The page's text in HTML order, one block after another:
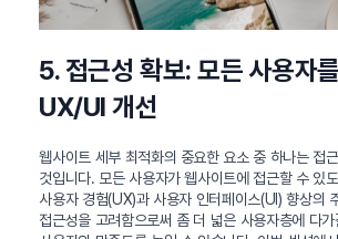
5. 접근성 확보: 모든 사용자
UX/UI 개선
웹사이트 세부 최적화의 중요한 요소 중 하나는 접
것입니다. 모든 사용자가 웹사이트에 접근할 수 있
사용자 경험(UX)과 사용자 인터페이스(UI) 향상의
접근성을 고려함으로써 좀 더 넓은 사용자층에 다가